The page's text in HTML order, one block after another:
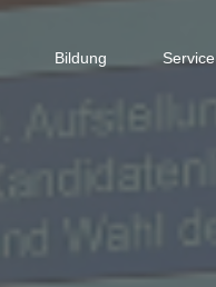
Bildung Service